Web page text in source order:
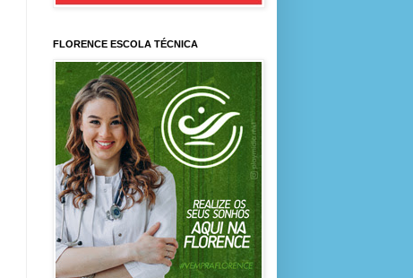
FLORENCE ESCOLA TÉCNICA